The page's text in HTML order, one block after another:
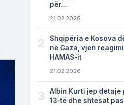
për…
21.02.2026
2
Shqipëria e Kosova
në Gaza, vjen
HAMAS-it
21.02.2026
3
Albin Kurti jep detaje
13-të dhe shtesat